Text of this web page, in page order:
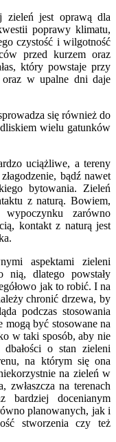
zieleń jest oprawą dla
poprawy klimatu,
czystość i wilgotność
przed kurzem oraz
który powstaje przy
w upalne dni daje
się również do
wielu gatunków
uciążliwe, a tereny
bądź nawet
bytowania. Zieleń
z naturą. Bowiem,
zarówno
kontakt z naturą jest
aspektami zieleni
dlatego powstały
jak to robić. I na
chronić drzewa, by
podczas stosowania
być stosowane na
w taki sposób, aby nie
o stan zieleni
na którym się ona
na zieleń w
zwłaszcza na terenach
bardziej docenianym
planowanych, jak i
stworzenia czy też